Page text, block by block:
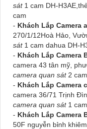
sát 1 cam DH-
cam
- Khách Lắp Camera
270/1/12Hoà Hảo,
sát 1 cam dahua DH-
- Khách Lắp Camera
camera 43 tân mỹ,
camera quan sát 2
- Khách Lắp Camera
camera 36/71 Trịnh
camera quan sát 1
- Khách Lắp Camera
50F nguyễn bỉnh